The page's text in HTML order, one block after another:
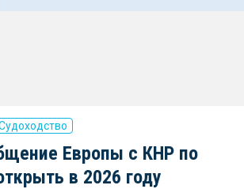
Европы с КНР по
в 2026 году